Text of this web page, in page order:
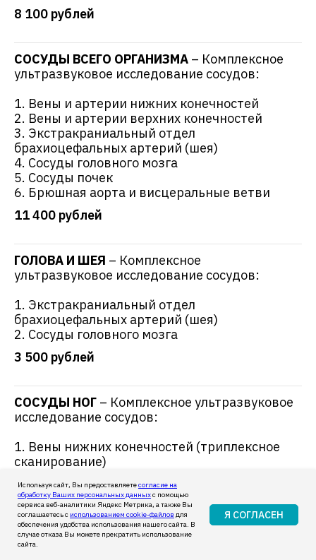
8 100 рублей
СОСУДЫ ВСЕГО ОРГАНИЗМА – Комплексное
ультразвуковое исследование сосудов:
1. Вены и артерии нижних конечностей
2. Вены и артерии верхних конечностей
3. Экстракраниальный отдел
брахиоцефальных артерий (шея)
4. Сосуды головного мозга
5. Сосуды почек
6. Брюшная аорта и висцеральные ветви
11 400 рублей
ГОЛОВА И ШЕЯ – Комплексное
ультразвуковое исследование сосудов:
1. Экстракраниальный отдел
брахиоцефальных артерий (шея)
2. Сосуды головного мозга
3 500 рублей
СОСУДЫ НОГ – Комплексное ультразвуковое
исследование сосудов:
1. Вены нижних конечностей (триплексное
сканирование)
сканирование)
3 500 рублей
Рейтинг клиники на
ПроДокторов
Используя сайт, Вы предоставляетесогласие на
обработку Ваших персональных данныхс помощью
сервиса веб-аналитики Яндекс Метрика, а также Вы
соглашаетесь с использованием cookie-файлов для
обеспечения удобства использования нашего сайта. В
случае отказа Вы можете прекратить использование
сайта.
Я СОГЛАСЕН